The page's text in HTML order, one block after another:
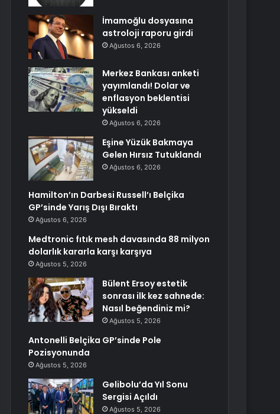
İmamoğlu dosyasına
astroloji raporu girdi
Ağustos 6, 2026
Merkez Bankası anketi
yayımlandı! Dolar ve
enflasyon beklentisi
yükseldi
Ağustos 6, 2026
Eşine Yüzük Bakmaya
Gelen Hırsız Tutuklandı
Ağustos 6, 2026
Hamilton’ın Darbesi Russell’ı Belçika
GP’sinde Yarış Dışı Bıraktı
Ağustos 6, 2026
Medtronic fıtık mesh davasında 88 milyon
dolarlık kararla karşı karşıya
Ağustos 5, 2026
Bülent Ersoy estetik
sonrası ilk kez sahnede:
Nasıl beğendiniz mi?
Ağustos 5, 2026
Antonelli Belçika GP’sinde Pole
Pozisyonunda
Ağustos 5, 2026
Gelibolu’da Yıl Sonu
Sergisi Açıldı
Ağustos 5, 2026